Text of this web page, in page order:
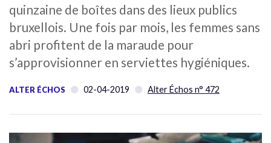
quinzaine de boîtes dans des lieux publics
bruxellois. Une fois par mois, les femmes sans
abri profitent de la maraude pour
s’approvisionner en serviettes hygiéniques.
ALTER ÉCHOS 02-04-2019 Alter Échos n° 472